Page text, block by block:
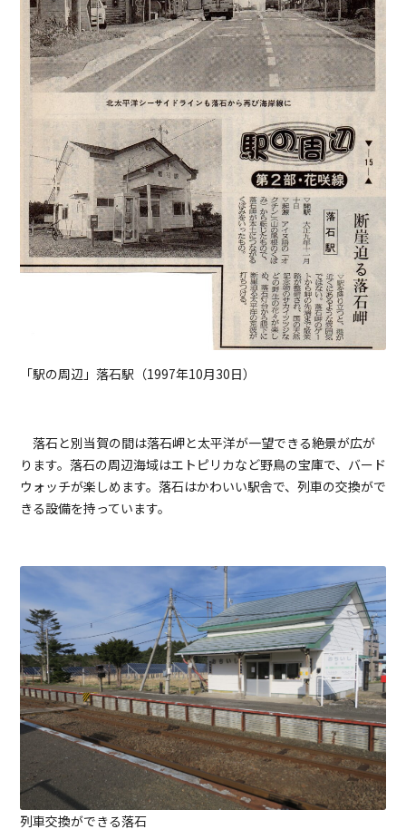
「駅の周辺」落石駅（1997年10月30日）
落石と別当賀の間は落石岬と太平洋が一望できる絶景が広が
ります。落石の周辺海域はエトピリカなど野鳥の宝庫で、バード
ウォッチが楽しめます。落石はかわいい駅舎で、列車の交換がで
きる設備を持っています。
列車交換ができる落石